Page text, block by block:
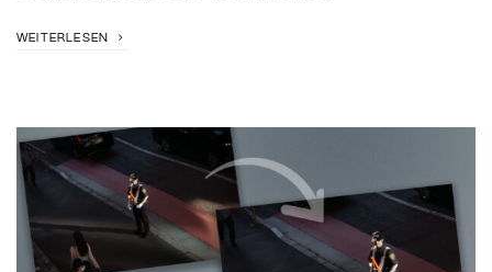
WEITERLESEN